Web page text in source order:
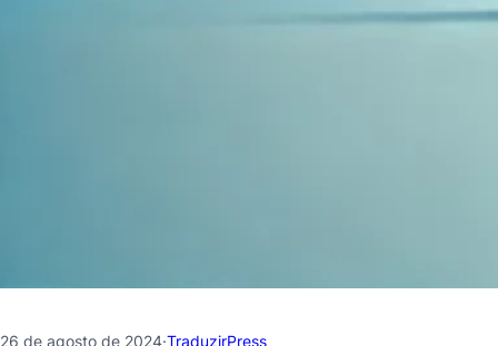
26 de agosto de 2024·TraduzirPress